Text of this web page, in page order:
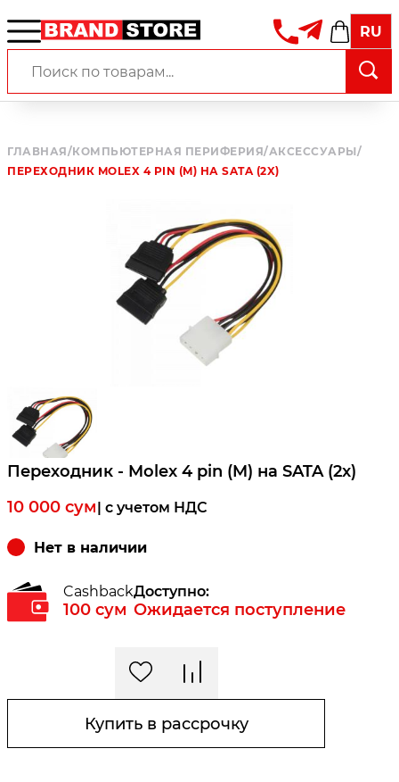
RU
ГЛАВНАЯ/КОМПЬЮТЕРНАЯ ПЕРИФЕРИЯ/АКСЕССУАРЫ/
ПЕРЕХОДНИК MOLEX 4 PIN (M) НА SATA (2X)
Переходник - Molex 4 pin (M) на SATA (2x)
10 000 сум| c учетом НДС
Нет в наличии
Cashback
100 сум
Доступно:
Ожидается поступление
Купить в рассрочку